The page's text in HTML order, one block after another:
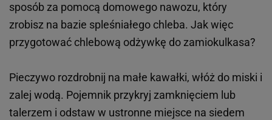
sposób za pomocą domowego nawozu, który
zrobisz na bazie spleśniałego chleba. Jak więc
przygotować chlebową odżywkę do zamiokulkasa?
Pieczywo rozdrobnij na małe kawałki, włóż do miski i
zalej wodą. Pojemnik przykryj zamknięciem lub
talerzem i odstaw w ustronne miejsce na siedem